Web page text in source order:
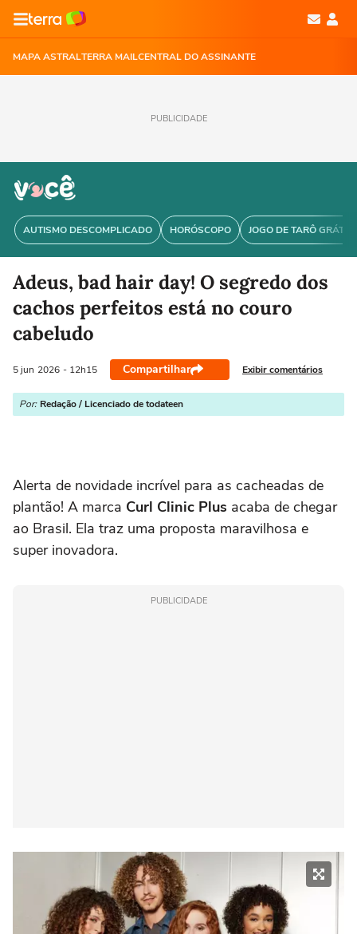
MAPA ASTRALTERRA MAILCENTRAL DO ASSINANTE
PUBLICIDADE
AUTISMO DESCOMPLICADO HORÓSCOPO JOGO DE TARÔ GRÁTIS
Adeus, bad hair day! O segredo dos
cachos perfeitos está no couro
cabeludo
5 jun 2026 - 12h15 Compartilhar Exibir comentários
Por: Redação / Licenciado de todateen
Alerta de novidade incrível para as cacheadas de
plantão! A marca Curl Clinic Plus acaba de chegar
ao Brasil. Ela traz uma proposta maravilhosa e
super inovadora.
PUBLICIDADE